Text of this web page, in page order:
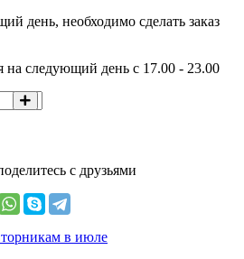
день, необходимо сделать заказ
на следующий день с 17.00 - 23.00
с друзьями
в июле